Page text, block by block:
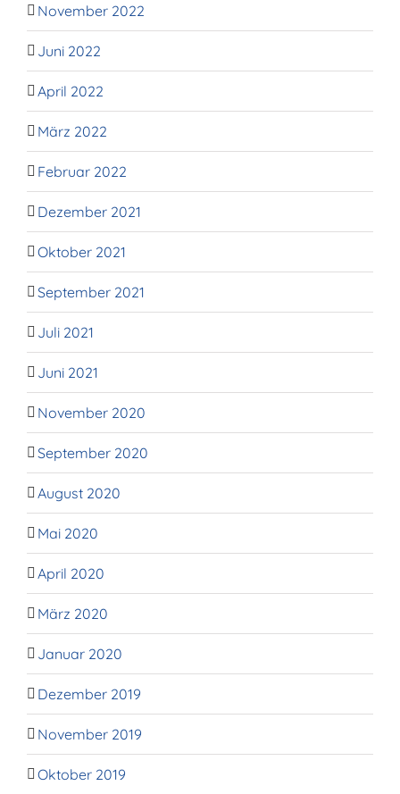
November 2022
Juni 2022
April 2022
März 2022
Februar 2022
Dezember 2021
Oktober 2021
September 2021
Juli 2021
Juni 2021
November 2020
September 2020
August 2020
Mai 2020
April 2020
März 2020
Januar 2020
Dezember 2019
November 2019
Oktober 2019